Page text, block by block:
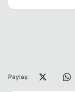
Paylaş: